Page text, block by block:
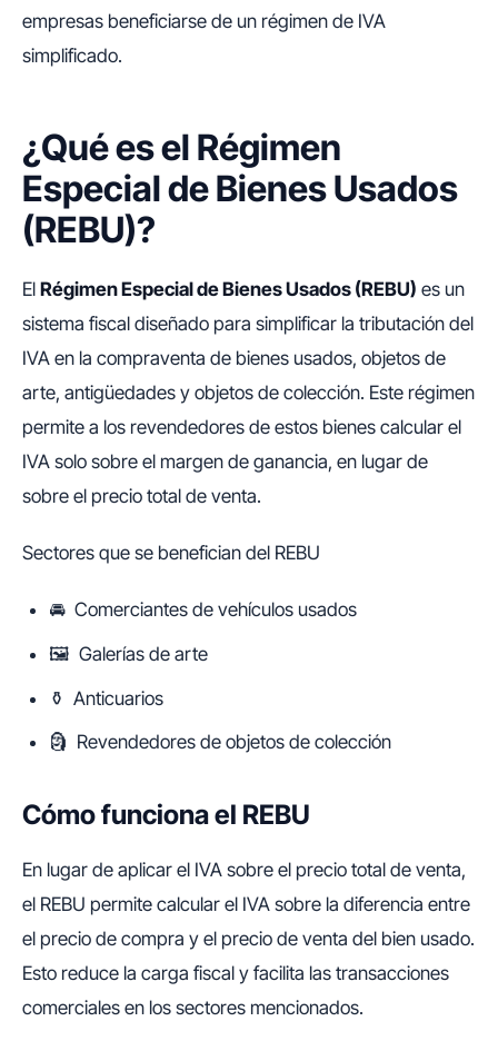
empresas beneficiarse de un régimen de IVA
simplificado.
¿Qué es el Régimen
Especial de Bienes Usados
(REBU)?
El Régimen Especial de Bienes Usados (REBU) es un
sistema fiscal diseñado para simplificar la tributación del
IVA en la compraventa de bienes usados, objetos de
arte, antigüedades y objetos de colección. Este régimen
permite a los revendedores de estos bienes calcular el
IVA solo sobre el margen de ganancia, en lugar de
sobre el precio total de venta.
Sectores que se benefician del REBU
🚘 Comerciantes de vehículos usados
🖼️ Galerías de arte
⚱️ Anticuarios
🗿 Revendedores de objetos de colección
Cómo funciona el REBU
En lugar de aplicar el IVA sobre el precio total de venta,
el REBU permite calcular el IVA sobre la diferencia entre
el precio de compra y el precio de venta del bien usado.
Esto reduce la carga fiscal y facilita las transacciones
comerciales en los sectores mencionados.